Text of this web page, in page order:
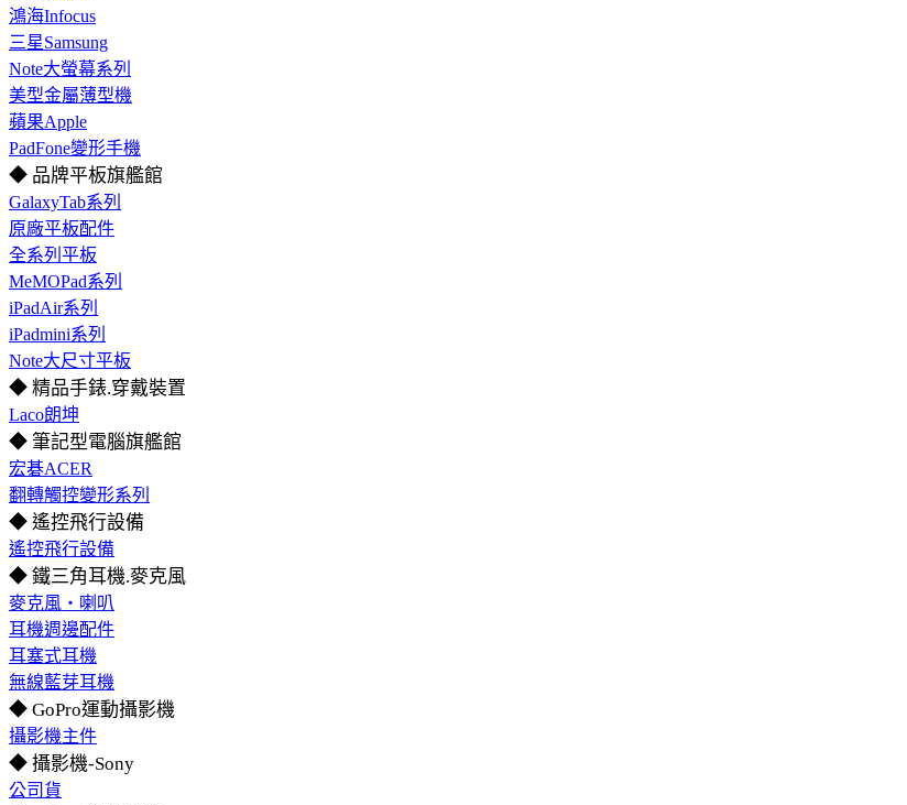
鴻海Infocus
三星Samsung
Note大螢幕系列
美型金屬薄型機
蘋果Apple
PadFone變形手機
◆ 品牌平板旗艦館
GalaxyTab系列
原廠平板配件
全系列平板
MeMOPad系列
iPadAir系列
iPadmini系列
Note大尺寸平板
◆ 精品手錶.穿戴裝置
Laco朗坤
◆ 筆記型電腦旗艦館
宏碁ACER
翻轉觸控變形系列
◆ 遙控飛行設備
遙控飛行設備
◆ 鐵三角耳機.麥克風
麥克風‧喇叭
耳機週邊配件
耳塞式耳機
無線藍芽耳機
◆ GoPro運動攝影機
攝影機主件
◆ 攝影機-Sony
公司貨